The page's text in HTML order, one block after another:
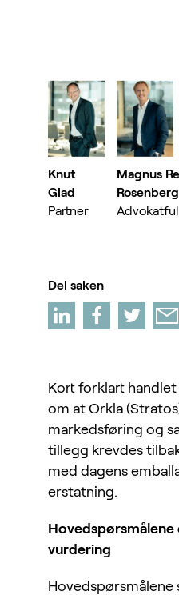
Knut
Glad
Partner
Magnus
Rosenberg
Del saken
Kort forklart
om at Orkla
markedsføring og
tillegg krevdes
med dagens
erstatning.
vurdering